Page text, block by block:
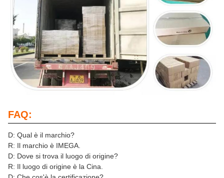
FAQ:
D: Qual è il marchio?
R: Il marchio è IMEGA.
D: Dove si trova il luogo di origine?
R: Il luogo di origine è la Cina.